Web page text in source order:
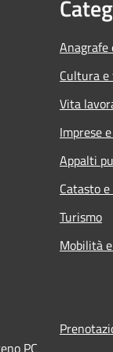
Cultura
Vita
Imprese
Appalti
Catasto
Turismo
Mobilità
PC